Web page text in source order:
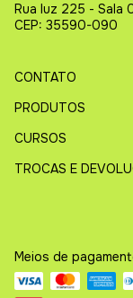
Rua luz 225 - Sala
CEP: 35590-090
CONTATO
PRODUTOS
CURSOS
TROCAS E
Meios de